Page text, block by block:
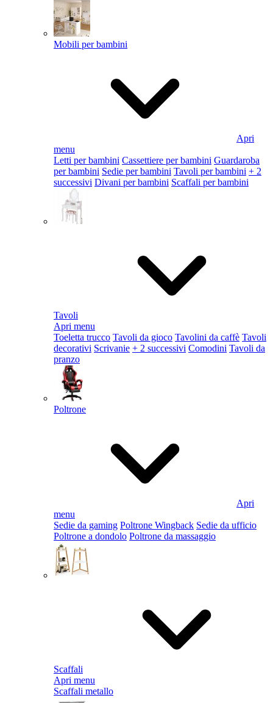
Mobili per bambini
Apri
menu
Letti per bambini Cassettiere per bambini Guardaroba
per bambini Sedie per bambini Tavoli per bambini + 2
successivi Divani per bambini Scaffali per bambini
Tavoli
Apri menu
Toeletta trucco Tavoli da gioco Tavolini da caffè Tavoli
decorativi Scrivanie + 2 successivi Comodini Tavoli da
pranzo
Poltrone
Apri
menu
Sedie da gaming Poltrone Wingback Sedie da ufficio
Poltrone a dondolo Poltrone da massaggio
Scaffali
Apri menu
Scaffali metallo